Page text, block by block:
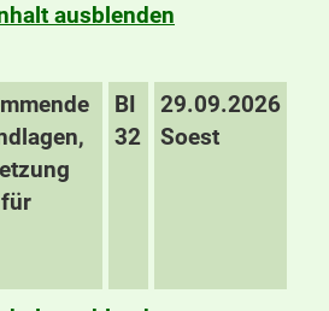
ausblenden
BI
32
29.09.2026
Soest